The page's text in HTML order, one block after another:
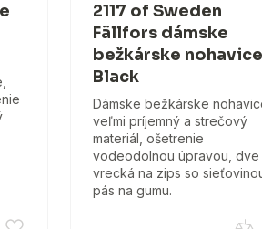
2117 of Sweden
Fällfors dámske
bežkárske nohavice
Black
Dámske bežkárske
veľmi príjemný a strečový
materiál, ošetrenie
vodeodolnou úpravou, dve
vrecká na zips so
pás na gumu.